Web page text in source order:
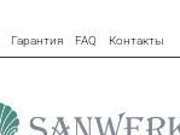
Гарантия FAQ Контакты